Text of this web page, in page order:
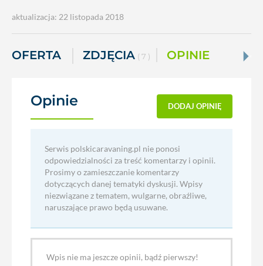
aktualizacja: 22 listopada 2018
OFERTA ZDJĘCIA ( 7 ) OPINIE
Opinie DODAJ OPINIĘ
Serwis polskicaravaning.pl nie ponosi
odpowiedzialności za treść komentarzy i opinii.
Prosimy o zamieszczanie komentarzy
dotyczących danej tematyki dyskusji. Wpisy
niezwiązane z tematem, wulgarne, obraźliwe,
naruszające prawo będą usuwane.
Wpis nie ma jeszcze opinii, bądź pierwszy!